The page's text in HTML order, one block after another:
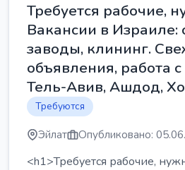
Требуется рабочие,
Вакансии в Израиле:
заводы, клининг.
объявления, работа
Тель-Авив, Ашдод,
Требуются
Эйлат Опубликовано:
<h1>Требуется рабочие,